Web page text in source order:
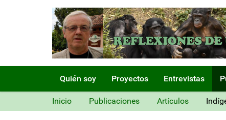
v
Quién soy Proyectos Entrevistas
Inicio Publicaciones Artículos